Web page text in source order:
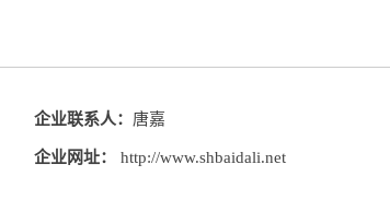
企业联系人： 唐嘉
企业网址： http://www.shbaidali.net